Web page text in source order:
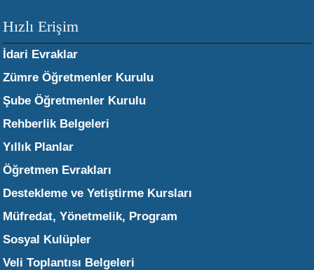
Hızlı Erişim
İdari Evraklar
Zümre Öğretmenler Kurulu
Şube Öğretmenler Kurulu
Rehberlik Belgeleri
Yıllık Planlar
Öğretmen Evrakları
Destekleme ve Yetiştirme Kursları
Müfredat, Yönetmelik, Program
Sosyal Kulüpler
Veli Toplantısı Belgeleri